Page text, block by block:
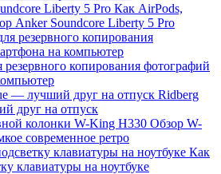
Как AirPods,
Anker Soundcore Liberty 5 Pro
копирования фотографий
Ridberg
друг на отпуск
Обзор W-
современное ретро
Как
клавиатуры на ноутбуке